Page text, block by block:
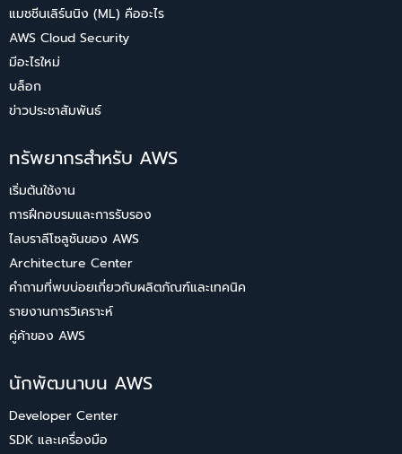
แมชชีนเลิร์นนิง (ML) คืออะไร
AWS Cloud Security
มีอะไรใหม่
บล็อก
ข่าวประชาสัมพันธ์
ทรัพยากรสำหรับ AWS
เริ่มต้นใช้งาน
การฝึกอบรมและการรับรอง
ไลบราลีโซลูชันของ AWS
Architecture Center
คำถามที่พบบ่อยเกี่ยวกับผลิตภัณฑ์และเทคนิค
รายงานการวิเคราะห์
คู่ค้าของ AWS
นักพัฒนาบน AWS
Developer Center
SDK และเครื่องมือ